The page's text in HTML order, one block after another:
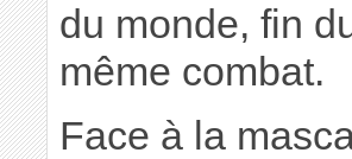
du monde, fin
même combat.
Face à la